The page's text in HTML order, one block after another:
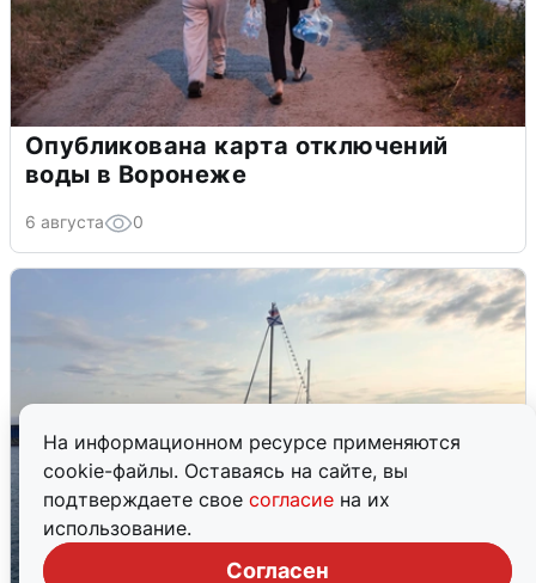
На информационном ресурсе применяются
cookie-файлы. Оставаясь на сайте, вы
подтверждаете свое согласие на их
использование.
Согласен
Опубликована карта отключений
воды в Воронеже
6 августа 0